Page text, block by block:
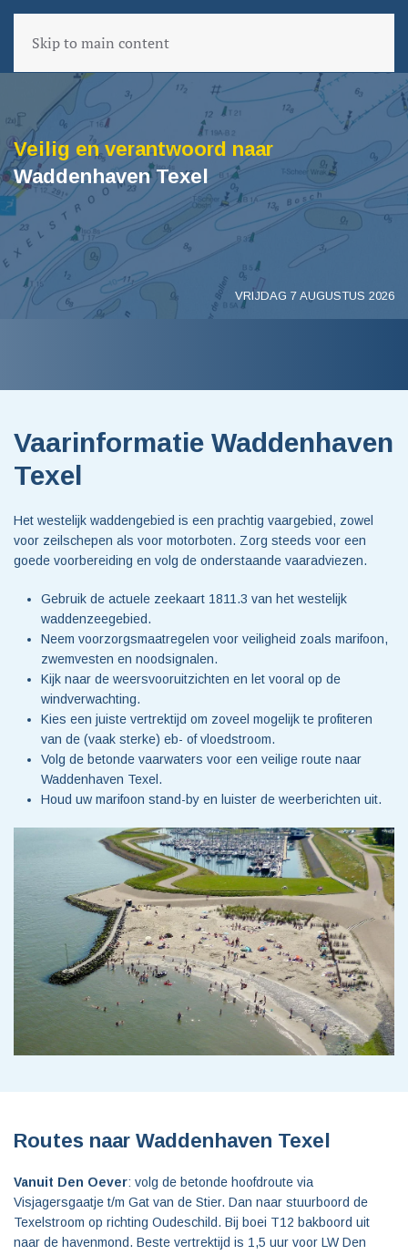
Skip to main content
Veilig en verantwoord naar
Waddenhaven Texel
VRIJDAG 7 AUGUSTUS 2026
Vaarinformatie Waddenhaven
Texel
Het westelijk waddengebied is een prachtig vaargebied, zowel
voor zeilschepen als voor motorboten. Zorg steeds voor een
goede voorbereiding en volg de onderstaande vaaradviezen.
Gebruik de actuele zeekaart 1811.3 van het westelijk
waddenzeegebied.
Neem voorzorgsmaatregelen voor veiligheid zoals marifoon,
zwemvesten en noodsignalen.
Kijk naar de weersvooruitzichten en let vooral op de
windverwachting.
Kies een juiste vertrektijd om zoveel mogelijk te profiteren
van de (vaak sterke) eb- of vloedstroom.
Volg de betonde vaarwaters voor een veilige route naar
Waddenhaven Texel.
Houd uw marifoon stand-by en luister de weerberichten uit.
Routes naar Waddenhaven Texel
Vanuit Den Oever: volg de betonde hoofdroute via
Visjagersgaatje t/m Gat van de Stier. Dan naar stuurboord de
Texelstroom op richting Oudeschild. Bij boei T12 bakboord uit
naar de havenmond. Beste vertrektijd is 1,5 uur voor LW Den